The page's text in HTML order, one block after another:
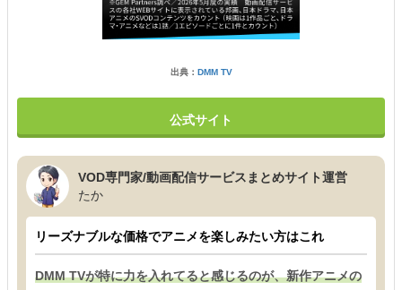
出典： DMM TV
公式サイト
VOD専門家/動画配信サービスまとめサイト運営
たか
リーズナブルな価格でアニメを楽しみたい方はこれ
DMM TVが特に力を入れてると感じるのが、新作アニメの